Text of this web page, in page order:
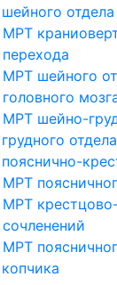
отдела
МРТ
перехода
МРТ шейного
головного
МРТ шейно-
отдела
МРТ
МРТ
сочленений
МРТ